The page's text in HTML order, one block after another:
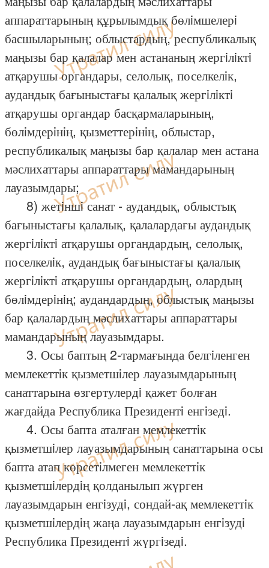
аппараттарының құрылымдық бөлiмшелерi
басшыларының; облыстардың, республикалық
маңызы бар қалалар мен астананың жергiлiктi
атқарушы органдары, селолық, поселкелiк,
аудандық бағыныстағы қалалық жергiлiктi
атқарушы органдар басқармаларының,
бөлiмдерiнiң, қызметтерiнiң, облыстар,
республикалық маңызы бар қалалар мен астана
мәслихаттары аппараттары мамандарының
лауазымдары;
8) жетiншi санат - аудандық, облыстық
бағыныстағы қалалық, қалалардағы аудандық
жергiлiктi атқарушы органдардың, селолық,
поселкелiк, аудандық бағыныстағы қалалық
жергiлiктi атқарушы органдардың, олардың
бөлiмдерiнiң; аудандардың, облыстық маңызы
бар қалалардың мәслихаттары аппараттары
мамандарының лауазымдары.
3. Осы баптың 2-тармағында белгiленген
мемлекеттiк қызметшiлер лауазымдарының
санаттарына өзгертулердi қажет болған
жағдайда Республика Президентi енгiзедi.
4. Осы бапта аталған мемлекеттiк
қызметшiлер лауазымдарының санаттарына осы
бапта атап көрсетiлмеген мемлекеттiк
қызметшiлердiң қолданылып жүрген
лауазымдарын енгiзудi, сондай-ақ мемлекеттiк
қызметшiлердiң жаңа лауазымдарын енгiзудi
Республика Президентi жүргiзедi.